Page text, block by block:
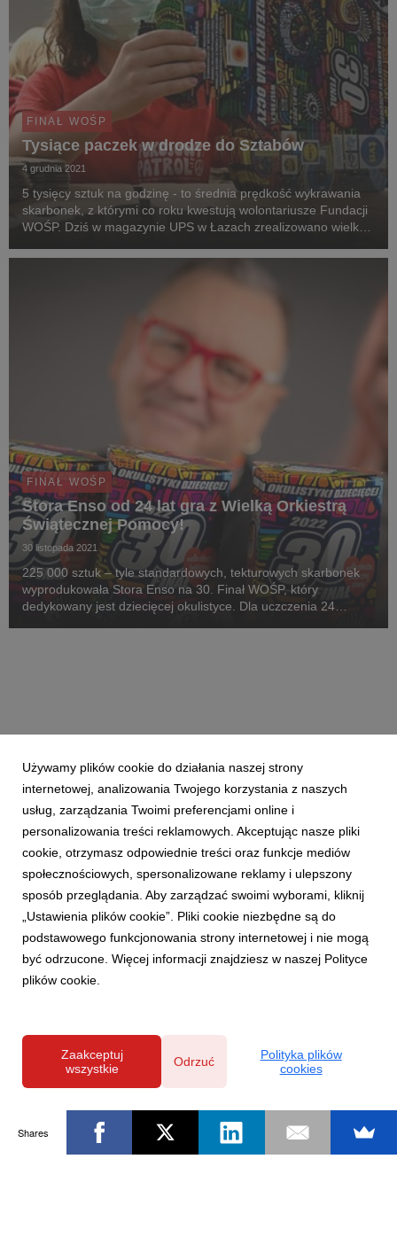
FINAŁ WOŚP
Tysiące paczek w drodze do Sztabów
4 grudnia 2021
5 tysięcy sztuk na godzinę - to średnia prędkość wykrawania
skarbonek, z którymi co roku kwestują wolontariusze Fundacji
WOŚP. Dziś w magazynie UPS w Łazach zrealizowano wielką
angażują się w 30. Finał WOŚP. Skarbonki...
FINAŁ WOŚP
Stora Enso od 24 lat gra z Wielką Orkiestrą
Świątecznej Pomocy!
30 listopada 2021
225 000 sztuk – tyle standardowych, tekturowych skarbonek
wyprodukowała Stora Enso na 30. Finał WOŚP, który
dedykowany jest dziecięcej okulistyce. Dla uczczenia 24
Powered by
Używamy plików cookie do działania naszej strony
internetowej, analizowania Twojego korzystania z naszych
usług, zarządzania Twoimi preferencjami online i
personalizowania treści reklamowych. Akceptując nasze pliki
cookie, otrzymasz odpowiednie treści oraz funkcje mediów
społecznościowych, spersonalizowane reklamy i ulepszony
sposób przeglądania. Aby zarządzać swoimi wyborami, kliknij
„Ustawienia plików cookie”. Pliki cookie niezbędne są do
podstawowego funkcjonowania strony internetowej i nie mogą
być odrzucone. Więcej informacji znajdziesz w naszej Polityce
plików cookie.
Zaakceptuj
wszystkie
Odrzuć
Polityka plików
cookies
Shares